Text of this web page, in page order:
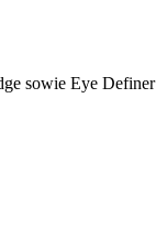
sowie Eye Definer